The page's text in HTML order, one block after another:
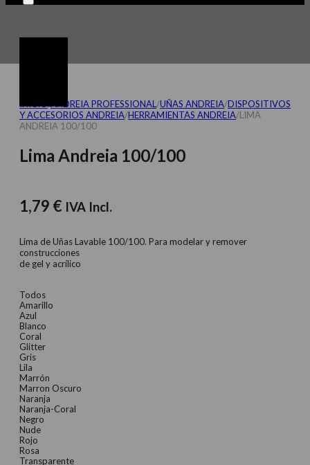
ANDREIA PROFESSIONAL /UÑAS ANDREIA/DISPOSITIVOS
Y ACCESORIOS ANDREIA/HERRAMIENTAS ANDREIA/LIMA
ANDREIA 100/100
Lima Andreia 100/100
1,79 € IVA Incl.
Lima de Uñas Lavable 100/100. Para modelar y remover
construcciones
de gel y acrílico
Todos
Amarillo
Azul
Blanco
Coral
Glitter
Gris
Lila
Marrón
Marron Oscuro
Naranja
Naranja-Coral
Negro
Nude
Rojo
Rosa
Transparente